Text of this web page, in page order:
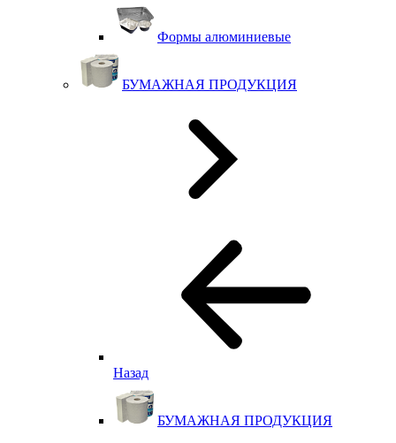
Формы алюминиевые
БУМАЖНАЯ ПРОДУКЦИЯ
Назад
БУМАЖНАЯ ПРОДУКЦИЯ